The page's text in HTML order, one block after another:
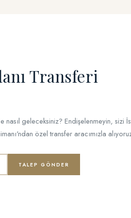
Transferi
nasıl geleceksiniz? Endişelenmeyin, sizi
özel transfer aracımızla
TALEP GÖNDER